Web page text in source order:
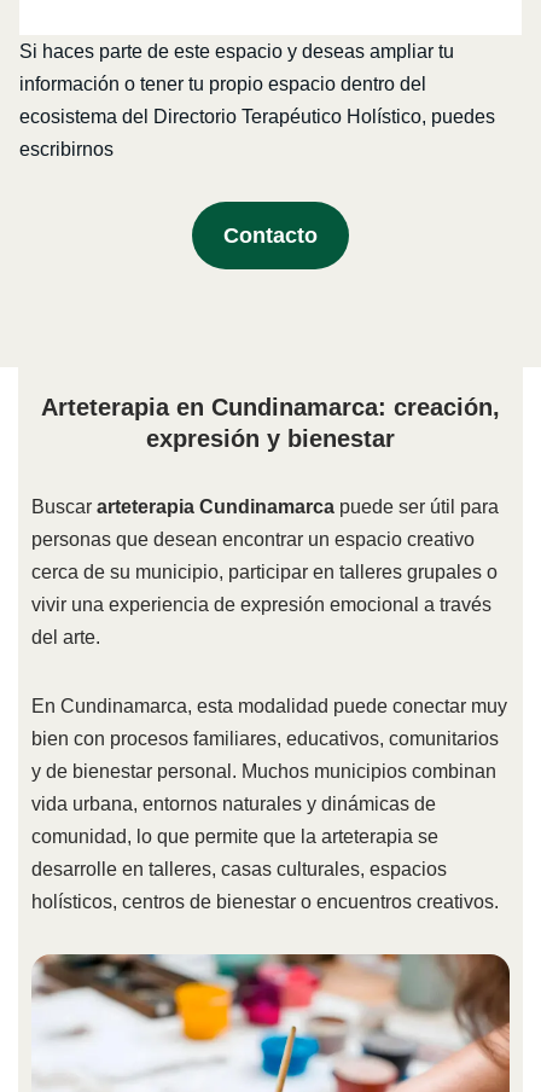
Si haces parte de este espacio y deseas ampliar tu
información o tener tu propio espacio dentro del
ecosistema del Directorio Terapéutico Holístico, puedes
escribirnos
Contacto
Arteterapia en Cundinamarca: creación,
expresión y bienestar
Buscar arteterapia Cundinamarcapuede ser útil para
personas que desean encontrar un espacio creativo
cerca de su municipio, participar en talleres grupales o
vivir una experiencia de expresión emocional a través
del arte.
En Cundinamarca, esta modalidad puede conectar muy
bien con procesos familiares, educativos, comunitarios
y de bienestar personal. Muchos municipios combinan
vida urbana, entornos naturales y dinámicas de
comunidad, lo que permite que la arteterapia se
desarrolle en talleres, casas culturales, espacios
holísticos, centros de bienestar o encuentros creativos.